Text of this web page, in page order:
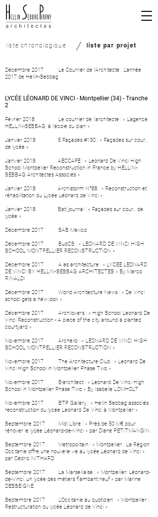
liste chronologique liste par projet
Décembre 2017 Le Courrier de l'Architecte : L'année
2017 de Hellin-Sebbag
LYCÉE LÉONARD DE VINCI - Montpellier (34) - Tranche
2
Février 2018 Le courrier de l'architecte : « L'agence
HELLIN-SEBBAG, à l'école du plan »
Janvier 2018 5 Façades #130 : « Façades sur cour...
de lycée »
Janvier 2018 AECCAFE : « Leonard De Vinci High
School Montpellier Reconstruction in France by HELLIN-
SEBBAG Architectes Associés »
Janvier 2018 Archistorm N°88 : « Reconstruction et
réhabilitation du Lycée Léonard de Vinci »
Janvier 2018 Bati journal : « Façades sur cour... de
lycée »
Décembre 2017 SAB Mexico
Décembre 2017 BudCS : « LEONARD DE VINCI HIGH
SCHOOL MONTPELLIER RECONSTRUCTION »
Décembre 2017 A as architecture : « LYCEE LEONARD
DE VINCI BY HELLIN-SEBBAG ARCHITECTES » By Marco
RINALDI
Décembre 2017 World Architecture News : « De Vinci
school gets a new look »
Décembre 2017 Archilovers : « High School Leonard De
Vinci Reconstruction - A piece of the city around a planted
courtyard »
Novembre 2017 Archello : « LEONARD DE VINCI HIGH
SCHOOL MONTPELLIER RECONSTRUCTION »
Novembre 2017 The Architecture Club : « Leonard De
Vinci High School in Montpellier Phase Two »
Novembre 2017 E-architect : « Leonard De Vinci High
School in Montpellier Phase Two » By Isabelle LOMHOLT
Novembre 2017 BTP Gallery : « Hellin Sebbag associés :
reconstruction du lycée Leonard De Vinci à Montpellier »
Septembre 2017 Midi Libre : « Près de 50 M€ pour
rénover le lycée Léonard-de-Vinci » par Diane PETITMANGIN
Septembre 2017 Metropolitain : « Montpellier : La Région
Occitanie offre une nouvelle vie au lycée Léonard de Vinci »
par Cédric NITHARD
Septembre 2017 La Marseillaise : « Montpellier: Léonard-
de-Vinci, un lycée des métiers flambant neuf» par Marine
DESSEIGNE
Septembre 2017 L'Occitanie au quotidien : « Montpellier :
Restructuration du lycée Léonard de Vinci »